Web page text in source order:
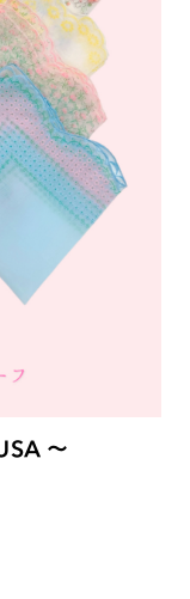
〜